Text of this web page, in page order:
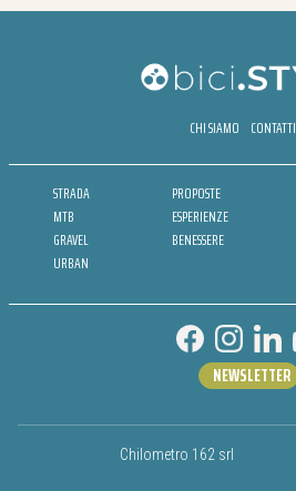
CHI SIAMO CONTATTI
STRADA
MTB
GRAVEL
URBAN
PROPOSTE
ESPERIENZE
BENESSERE
Chilometro 162 srl
NEWSLETTER